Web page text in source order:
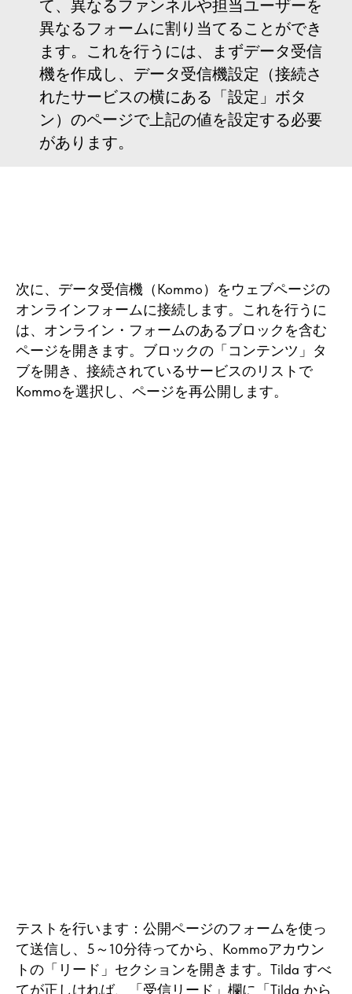
て、異なるファンネルや担当ユーザーを
異なるフォームに割り当てることができ
ます。これを行うには、まずデータ受信
機を作成し、データ受信機設定（接続さ
れたサービスの横にある「設定」ボタ
ン）のページで上記の値を設定する必要
があります。
次に、データ受信機（Kommo）をウェブページの
オンラインフォームに接続します。これを行うに
は、オンライン・フォームのあるブロックを含む
ページを開きます。ブロックの「コンテンツ」タ
ブを開き、接続されているサービスのリストで
Kommoを選択し、ページを再公開します。
テストを行います：公開ページのフォームを使っ
て送信し、5～10分待ってから、Kommoアカウン
トの「リード」セクションを開きます。Tilda すべ
てが正しければ、「受信リード」欄に「Tilda から